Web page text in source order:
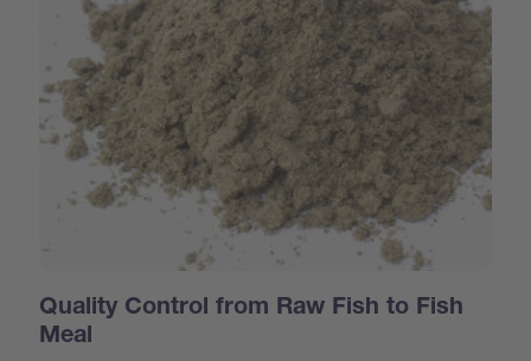
Quality Control from Raw Fish to Fish
Meal